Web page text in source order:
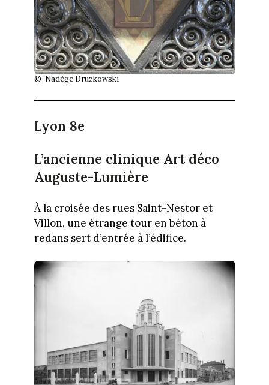
© Nadège Druzkowski
Lyon 8e
L’ancienne clinique Art déco
Auguste-Lumière
À la croisée des rues Saint-Nestor et
Villon, une étrange tour en béton à
redans sert d’entrée à l’édifice.